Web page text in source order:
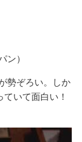
ン）
勢ぞろい。しか
いて面白い！